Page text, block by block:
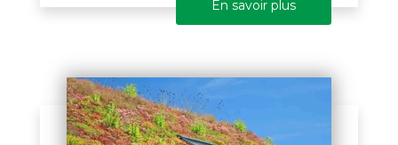
En savoir plus